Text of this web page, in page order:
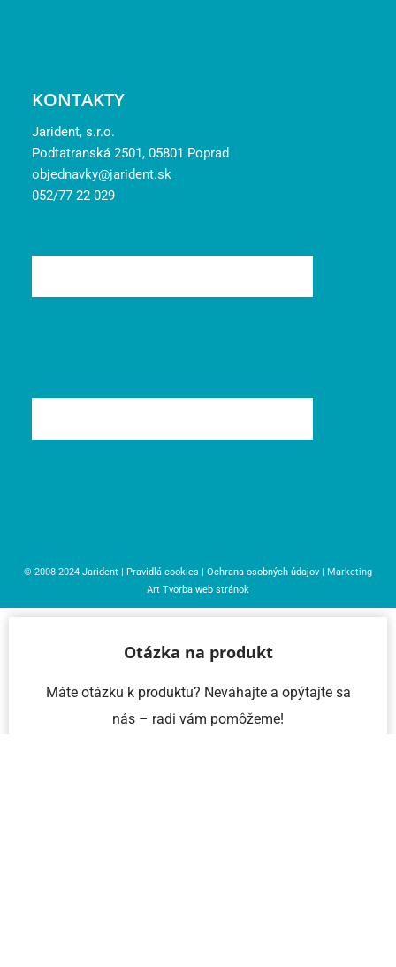
KONTAKTY
Jarident, s.r.o.
Podtatranská 2501, 05801 Poprad
objednavky@jarident.sk
052/77 22 029
© 2008-2024 Jarident | Pravidlá cookies | Ochrana osobných údajov | Marketing
Art Tvorba web stránok
Otázka na produkt
Máte otázku k produktu? Neváhajte a opýtajte sa
nás – radi vám pomôžeme!